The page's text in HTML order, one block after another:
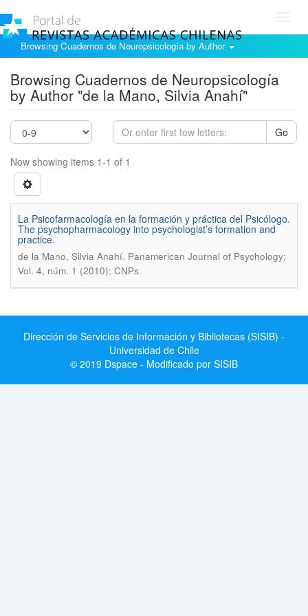
Browsing Cuadernos de Neuropsicología by Author
Browsing Cuadernos de Neuropsicología
by Author "de la Mano, Silvia Anahí"
Go
Now showing items 1-1 of 1
La Psicofarmacología en la formación y práctica del Psicólogo.
The psychopharmacology into psychologist’s formation and
practice.
de la Mano, Silvia Anahí. Panamerican Journal of Psychology;
Vol. 4, núm. 1 (2010): CNPs
Dirección de Servicios de Información y Bibliotecas (SISIB) -
Universidad de Chile
© 2019 Dspace - Modificado por SISIB